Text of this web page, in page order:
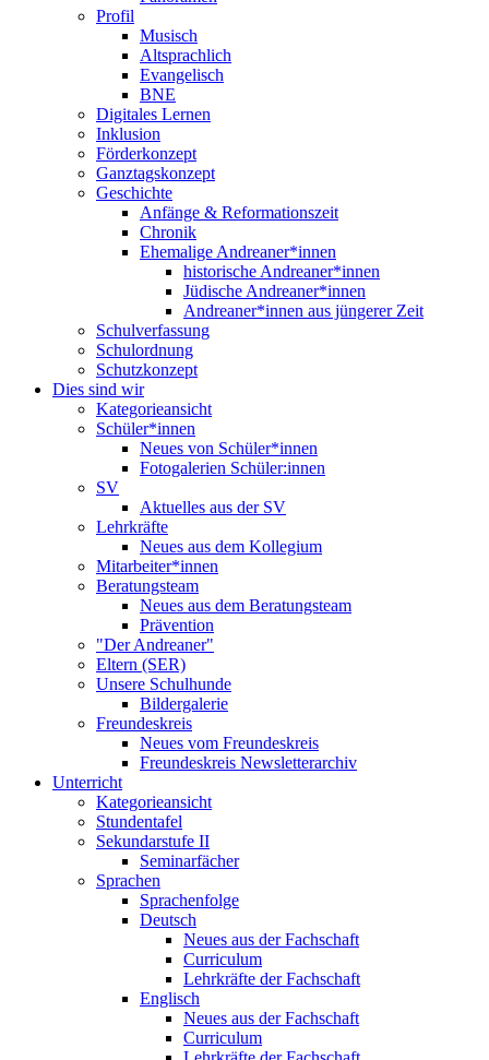
Profil
Musisch
Altsprachlich
Evangelisch
BNE
Digitales Lernen
Inklusion
Förderkonzept
Ganztagskonzept
Geschichte
Anfänge & Reformationszeit
Chronik
Ehemalige Andreaner*innen
historische Andreaner*innen
Jüdische Andreaner*innen
Andreaner*innen aus jüngerer Zeit
Schulverfassung
Schulordnung
Schutzkonzept
Dies sind wir
Kategorieansicht
Schüler*innen
Neues von Schüler*innen
Fotogalerien Schüler:innen
SV
Aktuelles aus der SV
Lehrkräfte
Neues aus dem Kollegium
Mitarbeiter*innen
Beratungsteam
Neues aus dem Beratungsteam
Prävention
"Der Andreaner"
Eltern (SER)
Unsere Schulhunde
Bildergalerie
Freundeskreis
Neues vom Freundeskreis
Freundeskreis Newsletterarchiv
Unterricht
Kategorieansicht
Stundentafel
Sekundarstufe II
Seminarfächer
Sprachen
Sprachenfolge
Deutsch
Neues aus der Fachschaft
Curriculum
Lehrkräfte der Fachschaft
Englisch
Neues aus der Fachschaft
Curriculum